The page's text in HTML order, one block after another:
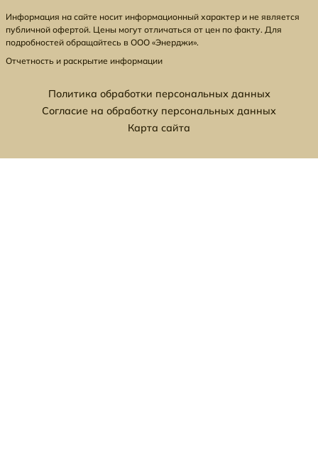
Информация на сайте носит информационный характер и не является
публичной офертой. Цены могут отличаться от цен по факту. Для
подробностей обращайтесь в ООО «Энерджи».
Отчетность и раскрытие информации
Политика обработки персональных данных
Согласие на обработку персональных данных
Карта сайта